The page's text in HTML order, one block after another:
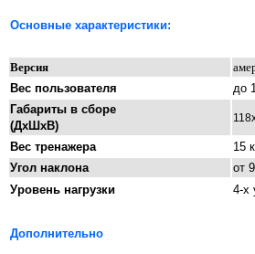
Основные характеристики:
Версия аме
Вес пользователя
до
Габариты в сборе
(ДхШхВ)
Вес тренажера
15
Угол наклона
от
Уровень нагрузки
4-х
Дополнительно